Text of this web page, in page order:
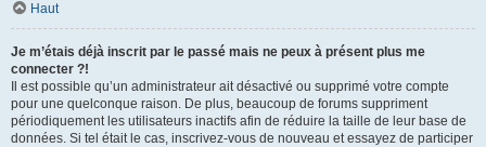
Haut
Je m’étais déjà inscrit par le passé mais ne peux à présent plus me
connecter ?!
Il est possible qu’un administrateur ait désactivé ou supprimé votre compte
pour une quelconque raison. De plus, beaucoup de forums suppriment
périodiquement les utilisateurs inactifs afin de réduire la taille de leur base de
données. Si tel était le cas, inscrivez-vous de nouveau et essayez de participer